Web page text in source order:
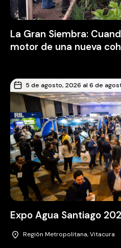
La Gran Siembra:
motor de una nueva
5 de agosto, 2026 al 6 de
Expo Agua Santiago
Región Metropolitana, Vitacura